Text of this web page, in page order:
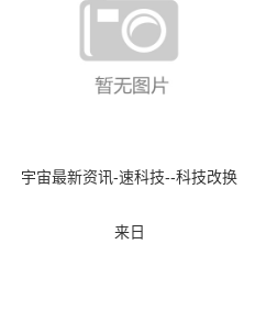
宇宙最新资讯-速科技--科技改换
来日